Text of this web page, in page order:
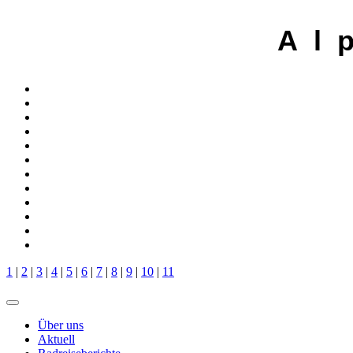
A l
1 | 2 | 3 | 4 | 5 | 6 | 7 | 8 | 9 | 10 | 11
Über uns
Aktuell